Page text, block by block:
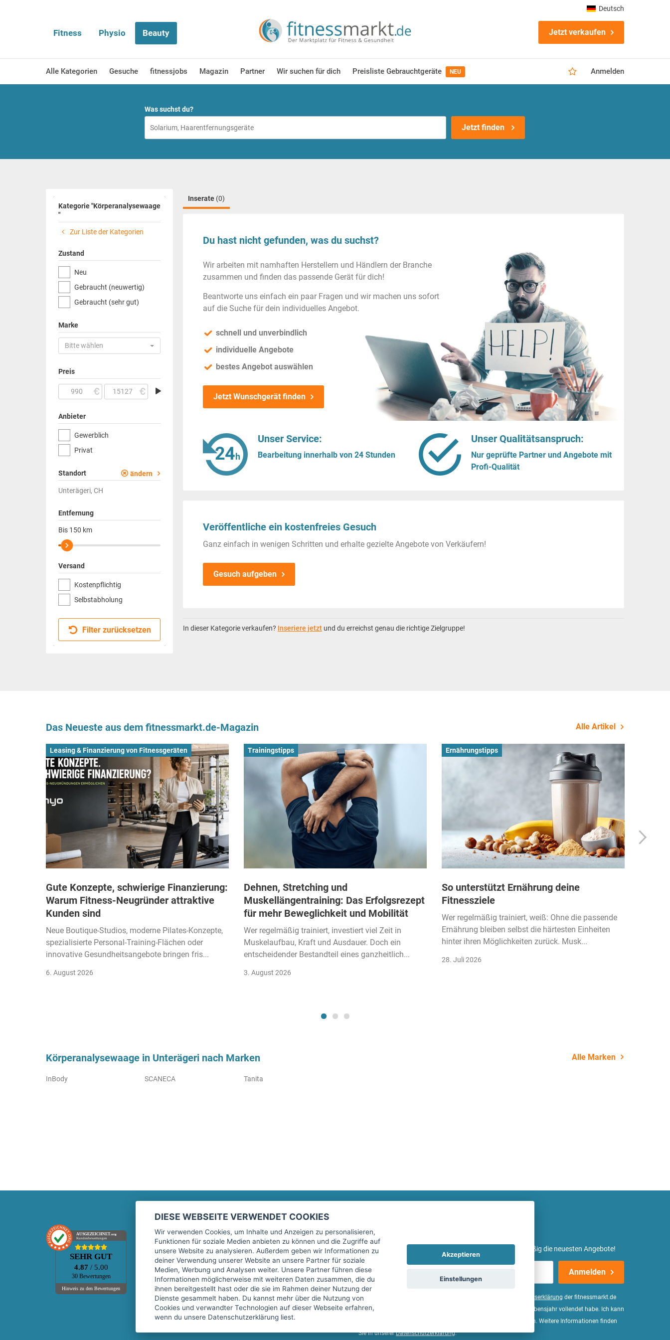
Fitness Physio Beauty Jetzt verkaufen
Alle Kategorien Gesuche fitnessjobs Magazin Partner Wir suchen für dich Preisliste Gebrauchtgeräte NEU Anmelden
Deutsch
Was suchst du?
Jetzt finden
Kategorie "Körperanalysewaage
"
Zur Liste der Kategorien
Zustand
Neu
Gebraucht (neuwertig)
Gebraucht (sehr gut)
Marke
Bitte wählen
Preis
Anbieter
Gewerblich
Privat
Standort ändern
Unterägeri, CH
Entfernung
Bis 150 km
Versand
Kostenpflichtig
Selbstabholung
Filter zurücksetzen
Inserate (0)
Du hast nicht gefunden, was du suchst?
Wir arbeiten mit namhaften Herstellern und Händlern der Branche
zusammen und finden das passende Gerät für dich!
Beantworte uns einfach ein paar Fragen und wir machen uns sofort
auf die Suche für dein individuelles Angebot.
schnell und unverbindlich
individuelle Angebote
bestes Angebot auswählen
Jetzt Wunschgerät finden
Unser Service:
Bearbeitung innerhalb von 24 Stunden
Unser Qualitätsanspruch:
Nur geprüfte Partner und Angebote mit
Profi-Qualität
Veröffentliche ein kostenfreies Gesuch
Ganz einfach in wenigen Schritten und erhalte gezielte Angebote von Verkäufern!
Gesuch aufgeben
In dieser Kategorie verkaufen? Inseriere jetzt und du erreichst genau die richtige Zielgruppe!
Das Neueste aus dem fitnessmarkt.de-Magazin Alle Artikel
Leasing & Finanzierung von Fitnessgeräten
Gute Konzepte, schwierige Finanzierung:
Warum Fitness-Neugründer attraktive
Kunden sind
Neue Boutique-Studios, moderne Pilates-Konzepte,
spezialisierte Personal-Training-Flächen oder
innovative Gesundheitsangebote bringen fris...
6. August 2026
Trainingstipps
Dehnen, Stretching und
Muskellängentraining: Das Erfolgsrezept
für mehr Beweglichkeit und Mobilität
Wer regelmäßig trainiert, investiert viel Zeit in
Muskelaufbau, Kraft und Ausdauer. Doch ein
entscheidender Bestandteil eines ganzheitlich...
3. August 2026
Ernährungstipps
So unterstützt Ernährung deine
Fitnessziele
Wer regelmäßig trainiert, weiß: Ohne die passende
Ernährung bleiben selbst die härtesten Einheiten
hinter ihren Möglichkeiten zurück. Musk...
28. Juli 2026
Körperanalysewaage in Unterägeri nach Marken Alle Marken
InBody SCANECA Tanita
AUSGEZEICHNET.org
Kundenbewertungen
SEHR GUT
4.87 / 5.00
30 Bewertungen
Hinweis zu den Bewertungen
Marktplatz
Kontakt
Preise Marktplatz
FAQ Marktplatz
Über uns
Werbebuchungen
Rechtliches
Impressum
AGB
Datenschutz
Sicherheit
Top-Inserat kündigen
fitnessmarkt.de Newsletter
Trage dich hier für unseren Newsletter ein und erhalte regelmäßig die neuesten Angebote!
Anmelden
Ich stimme der Verarbeitung meiner Daten, wie in der Einwilligungserklärung der fitnessmarkt.de
services GmbH beschrieben, zu und bestätige, dass ich das 16. Lebensjahr vollendet habe. Ich kann
diese Einwilligung jederzeit mit Wirkung für die Zukunft widerrufen. Weitere Informationen finden
Sie in unsererDatenschutzerklärung.
DIESE WEBSEITE VERWENDET COOKIES
Wir verwenden Cookies, um Inhalte und Anzeigen zu personalisieren,
Funktionen für soziale Medien anbieten zu können und die Zugriffe auf
unsere Website zu analysieren. Außerdem geben wir Informationen zu
deiner Verwendung unserer Website an unsere Partner für soziale
Medien, Werbung und Analysen weiter. Unsere Partner führen diese
Informationen möglicherweise mit weiteren Daten zusammen, die du
ihnen bereitgestellt hast oder die sie im Rahmen deiner Nutzung der
Dienste gesammelt haben. Du kannst mehr über die Nutzung von
Cookies und verwandter Technologien auf dieser Webseite erfahren,
wenn du unsere Datenschutzerklärung liest.
Akzeptieren
Einstellungen